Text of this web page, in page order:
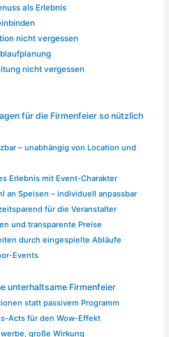
als Erlebnis
nicht vergessen
nicht vergessen
für die Firmenfeier so nützlich
– unabhängig von Location und
Erlebnis mit Event-Charakter
an Speisen – individuell anpassbar
für die Veranstalter
und transparente Preise
durch eingespielte Abläufe
Events
unterhaltsame Firmenfeier
statt passivem Programm
Acts für den Wow-Effekt
große Wirkung